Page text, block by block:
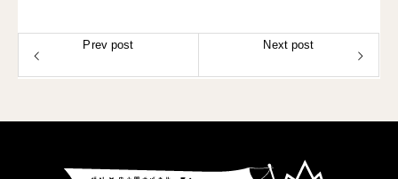
Prev post Next post